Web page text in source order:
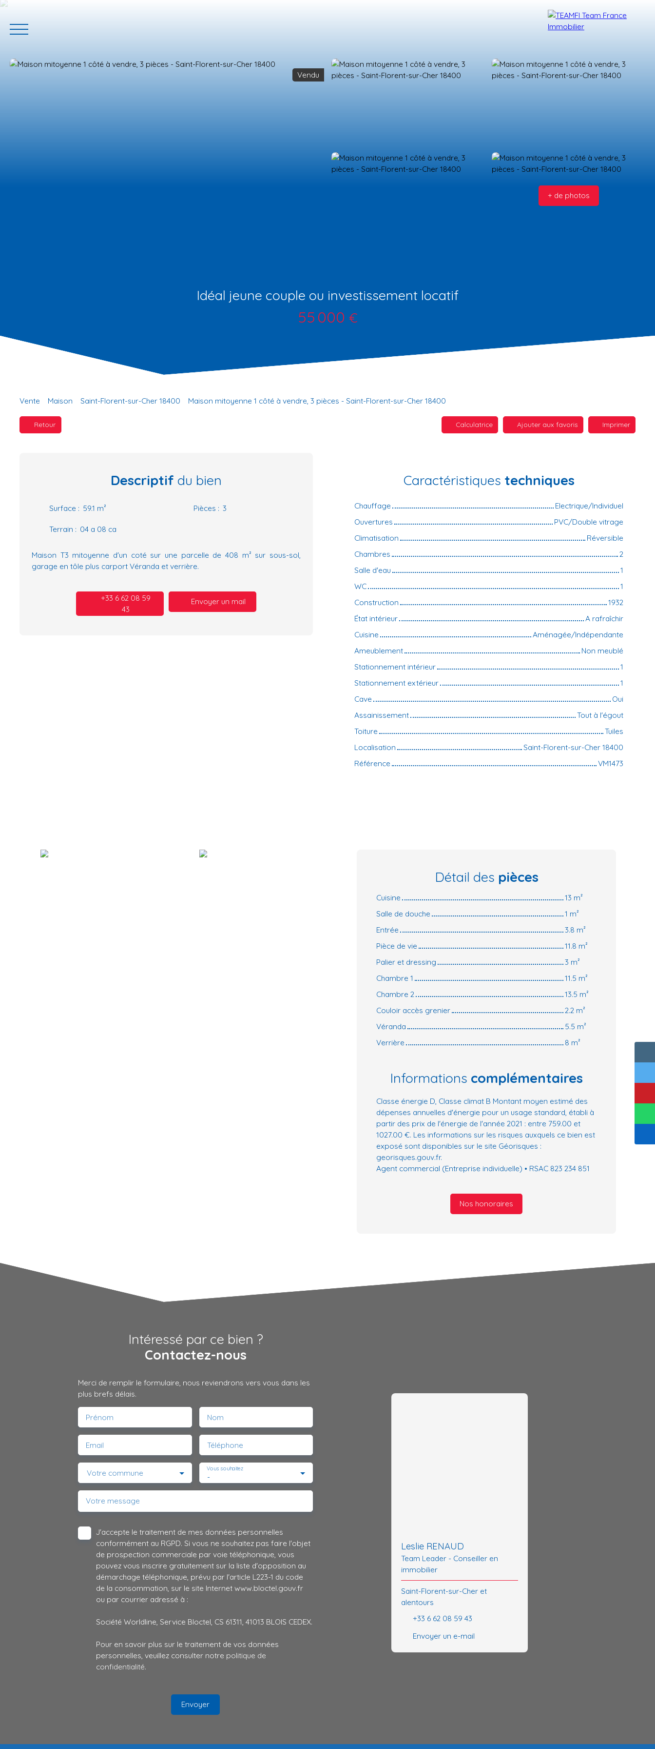
VENDRE LA TEAM RECRUTEMENT TÉMOIGNAGES NOS FORMATIONS BLOG CONTACT
Vendu
+ de photos
Idéal jeune couple ou investissement locatif
55 000 €
Vente Maison Saint-Florent-sur-Cher 18400 Maison mitoyenne 1 côté à vendre, 3 pièces - Saint-Florent-sur-Cher 18400
Retour Calculatrice Ajouter aux favoris Imprimer
Descriptif du bien
Surface : 59.1 m² Pièces : 3
Terrain : 04 a 08 ca
Maison T3 mitoyenne d'un coté sur une parcelle de 408 m² sur sous-sol,
garage en tôle plus carport Véranda et verrière.
+33 6 62 08 59
43
Envoyer un mail
Caractéristiques techniques
Chauffage
Electrique/Individuel
Ouvertures
PVC/Double vitrage
Climatisation
Réversible
Chambres
2
Salle d'eau
1
WC
1
Construction
1932
État intérieur
A rafraîchir
Cuisine
Aménagée/Indépendante
Ameublement
Non meublé
Stationnement intérieur
1
Stationnement extérieur
1
Cave
Oui
Assainissement
Tout à l'égout
Toiture
Tuiles
Localisation
Saint-Florent-sur-Cher 18400
Référence
VM1473
Détail des pièces
Cuisine
13 m²
Salle de douche
1 m²
Entrée
3.8 m²
Pièce de vie
11.8 m²
Palier et dressing
3 m²
Chambre 1
11.5 m²
Chambre 2
13.5 m²
Couloir accès grenier
2.2 m²
Véranda
5.5 m²
Verrière
8 m²
Informations complémentaires
Classe énergie D, Classe climat B Montant moyen estimé des
dépenses annuelles d'énergie pour un usage standard, établi à
partir des prix de l'énergie de l'année 2021 : entre 759.00 et
1027.00 €. Les informations sur les risques auxquels ce bien est
exposé sont disponibles sur le site Géorisques :
georisques.gouv.fr.
Agent commercial (Entreprise individuelle) • RSAC 823 234 851
Nos honoraires
Intéressé par ce bien ?
Contactez-nous
Merci de remplir le formulaire, nous reviendrons vers vous dans les
plus brefs délais.
Prénom Nom
Email Téléphone
Votre commune -
Vous souhaitez
Votre message
J'accepte le traitement de mes données personnelles
conformément au RGPD. Si vous ne souhaitez pas faire l'objet
de prospection commerciale par voie téléphonique, vous
pouvez vous inscrire gratuitement sur la liste d'opposition au
démarchage téléphonique, prévu par l'article L223-1 du code
de la consommation, sur le site Internet www.bloctel.gouv.fr
ou par courrier adressé à :
Société Worldline, Service Bloctel, CS 61311, 41013 BLOIS CEDEX.
Pour en savoir plus sur le traitement de vos données
personnelles, veuillez consulter notre politique de
confidentialité.
Envoyer
Leslie RENAUD
Team Leader - Conseiller en
immobilier
Saint-Florent-sur-Cher et
alentours
+33 6 62 08 59 43
Envoyer un e-mail